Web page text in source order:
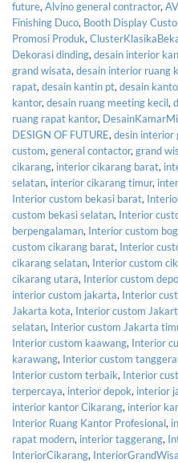
future,Alvino general contractor,
Finishing Duco, Booth Display
Promosi Produk,
Dekorasi dinding,desain interior
grand wisata,desain interior ruang
rapat,desain kantin pt,desain
kantor,desain ruang meeting kecil,
ruang rapat kantor,
DESIGN OF FUTURE,desin interior
custom,general contactor,grand
cikarang, interior cikarang barat,
selatan, interior cikarang timur,
Interior custom bekasi barat,
custom bekasi selatan, Interior
berpengalaman, Interior custom
custom cikarang barat, Interior
cikarang selatan, Interior custom
cikarang utara, Interior custom
interior custom jakarta, Interior
Jakarta kota, Interior custom
selatan, Interior custom Jakarta
Interior custom kaawang, Interior
karawang, Interior custom
Interior custom terbaik, Interior
terpercaya, interior depok, interior
interior kantor Cikarang, interior
Interior Ruang Kantor Profesional,
rapat modern, interior taggerang,
InteriorCikarang,